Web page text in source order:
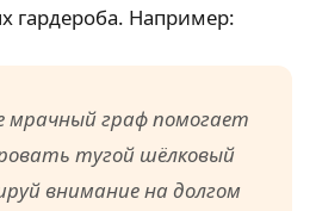
гардероба. Например:
мрачный граф помогает
тугой шёлковый
внимание на долгом